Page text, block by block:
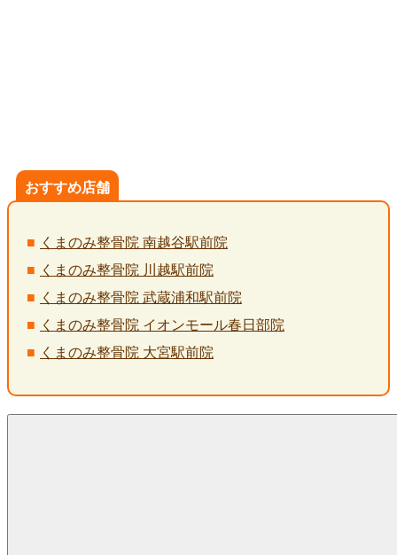
おすすめ店舗
くまのみ整骨院 南越谷駅前院
くまのみ整骨院 川越駅前院
くまのみ整骨院 武蔵浦和駅前院
くまのみ整骨院 イオンモール春日部院
くまのみ整骨院 大宮駅前院